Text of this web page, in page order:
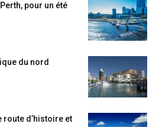
pour un été
du nord
route d’histoire et